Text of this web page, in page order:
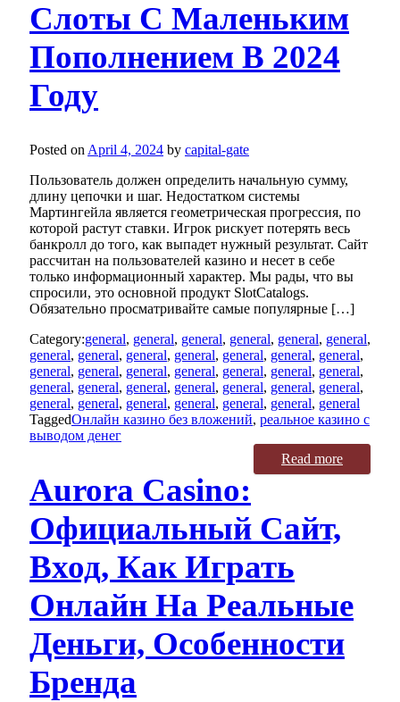
Слоты С Маленьким
Пополнением В 2024
Году
Posted on April 4, 2024 by capital-gate
Пользователь должен определить начальную сумму,
длину цепочки и шаг. Недостатком системы
Мартингейла является геометрическая прогрессия, по
которой растут ставки. Игрок рискует потерять весь
банкролл до того, как выпадет нужный результат. Сайт
рассчитан на пользователей казино и несет в себе
только информационный характер. Мы рады, что вы
спросили, это основной продукт SlotCatalogs.
Обязательно просматривайте самые популярные […]
Category:general, general, general, general, general, general,
general, general, general, general, general, general, general,
general, general, general, general, general, general, general,
general, general, general, general, general, general, general,
general, general, general, general, general, general, general
TaggedОнлайн казино без вложений, реальное казино с
выводом денег
Read more
Aurora Casino:
Официальный Сайт,
Вход, Как Играть
Онлайн На Реальные
Деньги, Особенности
Бренда